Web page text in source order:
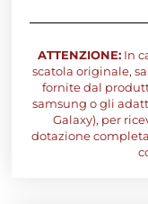
ATTENZIONE:In
scatola originale,
fornite dal
samsung o gli
Galaxy), per
dotazione